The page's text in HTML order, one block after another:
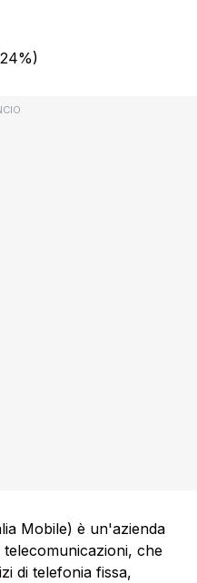
Mobile) è un'azienda
che
di telefonia fissa,